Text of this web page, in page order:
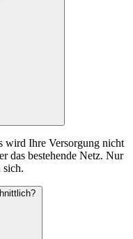
wird Ihre Versorgung nicht
das bestehende Netz. Nur
sich.